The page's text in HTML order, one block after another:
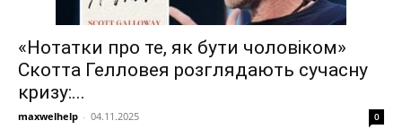
«Нотатки про те, як бути чоловіком»
Скотта Гелловея розглядають сучасну
кризу:...
maxwelhelp - 04.11.2025 0